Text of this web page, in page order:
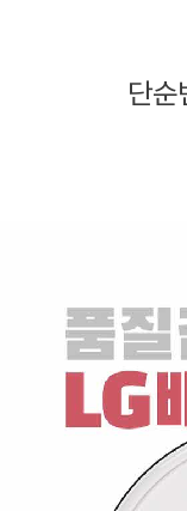
단순